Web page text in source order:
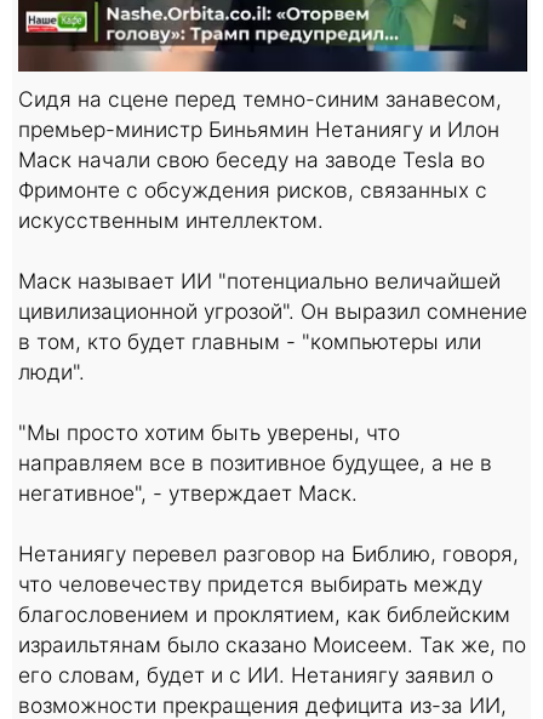
Сидя на сцене перед темно-синим занавесом,
премьер-министр Биньямин Нетаниягу и Илон
Маск начали свою беседу на заводе Tesla во
Фримонте с обсуждения рисков, связанных с
искусственным интеллектом.
Маск называет ИИ "потенциально величайшей
цивилизационной угрозой". Он выразил сомнение
в том, кто будет главным - "компьютеры или
люди".
"Мы просто хотим быть уверены, что
направляем все в позитивное будущее, а не в
негативное", - утверждает Маск.
Нетаниягу перевел разговор на Библию, говоря,
что человечеству придется выбирать между
благословением и проклятием, как библейским
израильтянам было сказано Моисеем. Так же, по
его словам, будет и с ИИ. Нетаниягу заявил о
возможности прекращения дефицита из-за ИИ,